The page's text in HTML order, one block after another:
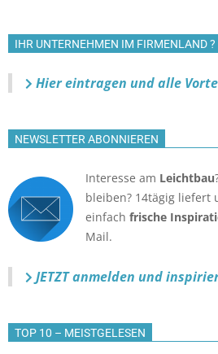
IHR UNTERNEHMEN IM FIRMENLAND ?
Hier eintragen und alle
NEWSLETTER ABONNIEREN
Interesse am Leichtbau
bleiben? 14tägig liefert
einfach frische
Mail.
JETZT anmelden und
TOP 10 – MEISTGELESEN